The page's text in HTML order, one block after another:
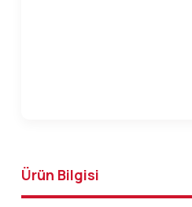
Ürün Bilgisi